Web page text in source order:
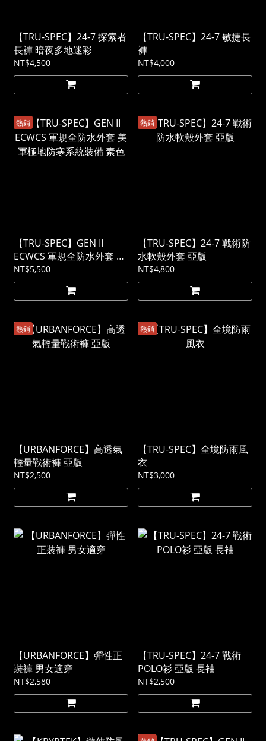
【TRU-SPEC】24-7 探索者
長褲 暗夜多地迷彩
NT$4,500
【TRU-SPEC】24-7 敏捷長
褲
NT$4,000
熱銷
【TRU-SPEC】GEN II
ECWCS 軍規全防水外套 美
軍極地防寒系統裝備 素色
NT$5,500
熱銷
【TRU-SPEC】24-7 戰術防
水軟殼外套 亞版
NT$4,800
熱銷
【URBANFORCE】高透氣
輕量戰術褲 亞版
NT$2,500
熱銷
【TRU-SPEC】全境防雨風
衣
NT$3,000
【URBANFORCE】彈性正
裝褲 男女適穿
NT$2,580
【TRU-SPEC】24-7 戰術
POLO衫 亞版 長袖
NT$2,500